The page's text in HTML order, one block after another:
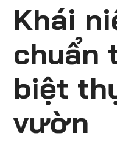
Khái
chuẩn
biệt
vườn